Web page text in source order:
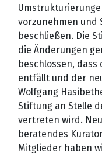
vorzunehmen und
beschließen. Die
die Änderungen
beschlossen,
entfällt und der
Wolfgang
Stiftung an Stelle
vertreten wird.
beratendes
Mitglieder haben